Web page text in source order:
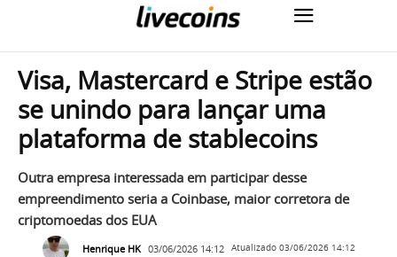
Visa, Mastercard e Stripe estão
se unindo para lançar uma
plataforma de stablecoins
Outra empresa interessada em participar desse
empreendimento seria a Coinbase, maior corretora de
criptomoedas dos EUA
Henrique HK 03/06/2026 14:12 Atualizado 03/06/2026 14:12